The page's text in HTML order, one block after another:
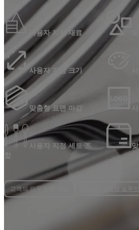
사용자 지정 재료
사용자 지정 크기
맞춤형 표면 마감
사용자 지정 세트 조
합
고객의 요구 사항 전달